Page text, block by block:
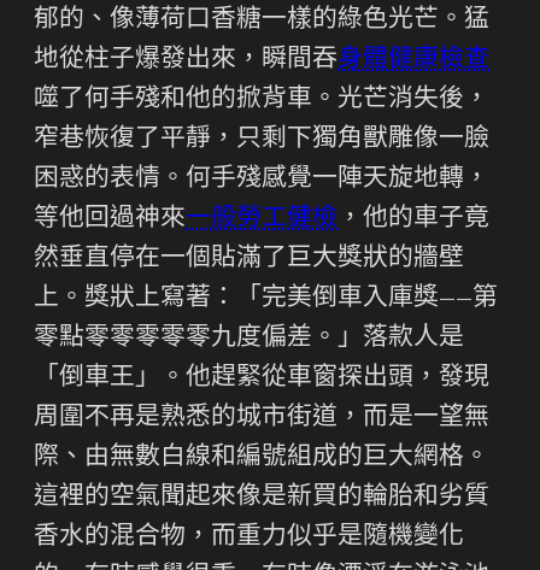
郁的、像薄荷口香糖一樣的綠色光芒。猛
地從柱子爆發出來，瞬間吞身體健康檢查
噬了何手殘和他的掀背車。光芒消失後，
窄巷恢復了平靜，只剩下獨角獸雕像一臉
困惑的表情。何手殘感覺一陣天旋地轉，
等他回過神來一般勞工健檢 ，他的車子竟
然垂直停在一個貼滿了巨大獎狀的牆壁
上。獎狀上寫著：「完美倒車入庫獎——第
零點零零零零零九度偏差。」落款人是
「倒車王」。他趕緊從車窗探出頭，發現
周圍不再是熟悉的城市街道，而是一望無
際、由無數白線和編號組成的巨大網格。
這裡的空氣聞起來像是新買的輪胎和劣質
香水的混合物，而重力似乎是隨機變化